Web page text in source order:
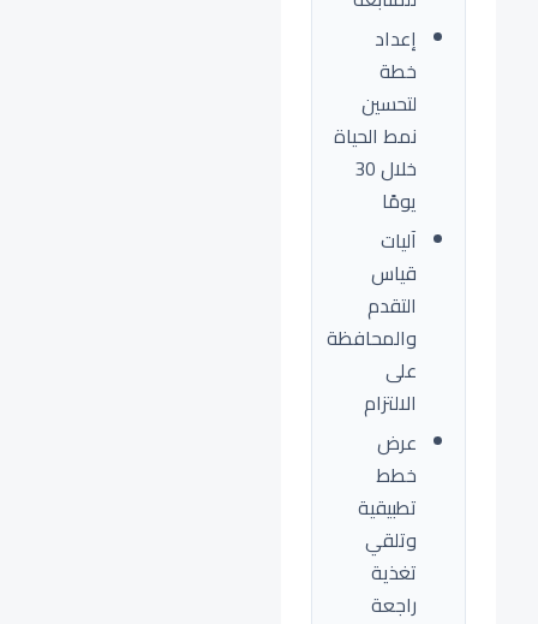
إعداد
خطة
لتحسين
نمط الحياة
خلال 30
يومًا
آليات
قياس
التقدم
والمحافظة
على
الالتزام
عرض
خطط
تطبيقية
وتلقي
تغذية
راجعة